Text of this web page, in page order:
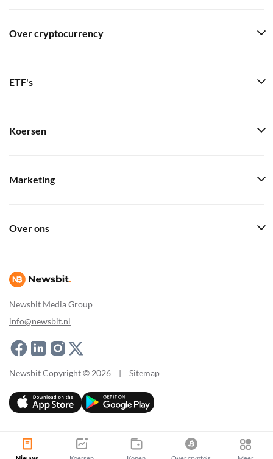
Newsbit Media Group
info@newsbit.nl
Over cryptocurrency
ETF's
Koersen
Marketing
Over ons
Newsbit Copyright © 2026 | Sitemap